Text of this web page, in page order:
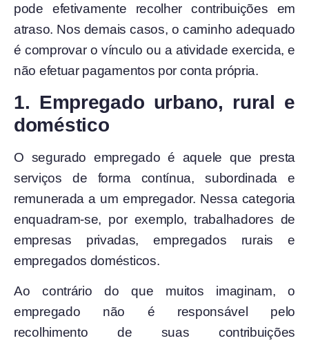
pode efetivamente recolher contribuições em
atraso. Nos demais casos, o caminho adequado
é comprovar o vínculo ou a atividade exercida, e
não efetuar pagamentos por conta própria.
1. Empregado urbano, rural e
doméstico
O segurado empregado é aquele que presta
serviços de forma contínua, subordinada e
remunerada a um empregador. Nessa categoria
enquadram-se, por exemplo, trabalhadores de
empresas privadas, empregados rurais e
empregados domésticos.
Ao contrário do que muitos imaginam, o
empregado não é responsável pelo
recolhimento de suas contribuições